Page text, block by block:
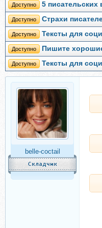
Доступно 5
Доступно Страхи
Доступно Тексты для
Доступно Пишите
Доступно Тексты для
belle-coctail